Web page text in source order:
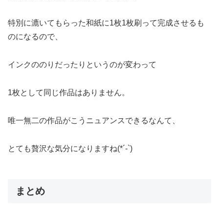
特別に漉いてもらった和紙に1枚1枚刷って完成させるも
のになるので、
インクののりだったりというのが変わって
1枚として同じ作品はありません。
唯一無二の作品がこうニュアンスできるなんて、
とても贅沢な気分になりますね(*´-`)
まとめ